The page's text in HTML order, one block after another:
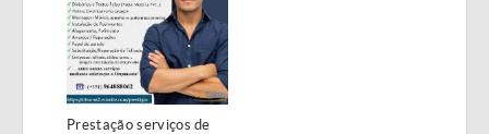
Prestação serviços de